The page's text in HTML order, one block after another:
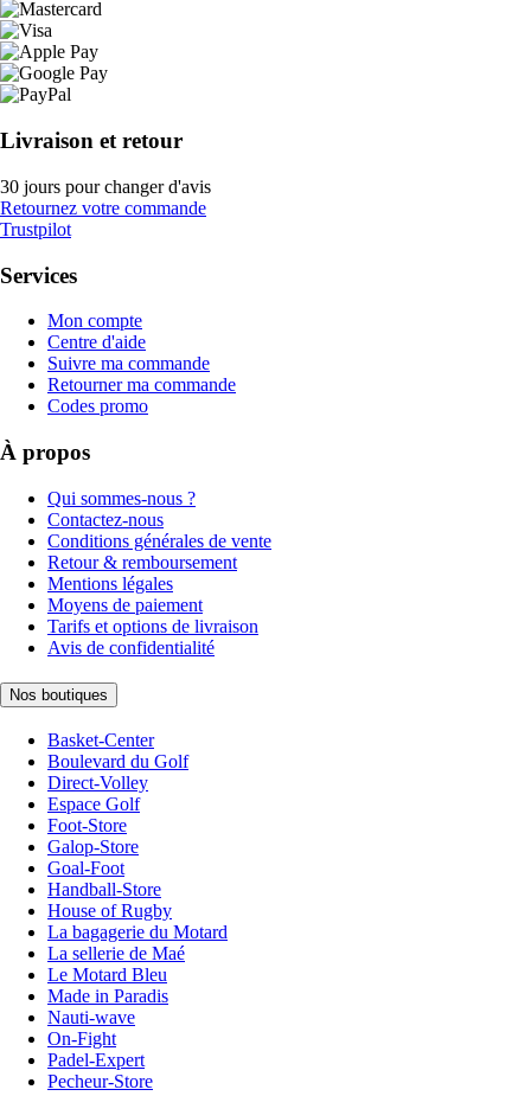
Livraison et retour
30 jours pour changer d'avis
Retournez votre commande
Trustpilot
Services
Mon compte
Centre d'aide
Suivre ma commande
Retourner ma commande
Codes promo
À propos
Qui sommes-nous ?
Contactez-nous
Conditions générales de vente
Retour & remboursement
Mentions légales
Moyens de paiement
Tarifs et options de livraison
Avis de confidentialité
Nos boutiques
Basket-Center
Boulevard du Golf
Direct-Volley
Espace Golf
Foot-Store
Galop-Store
Goal-Foot
Handball-Store
House of Rugby
La bagagerie du Motard
La sellerie de Maé
Le Motard Bleu
Made in Paradis
Nauti-wave
On-Fight
Padel-Expert
Pecheur-Store